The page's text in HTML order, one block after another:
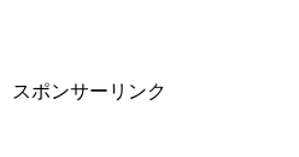
スポンサーリンク